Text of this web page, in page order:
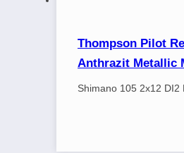
Thompson Pilot
Anthrazit Metallic
Shimano 105 2x12 DI2